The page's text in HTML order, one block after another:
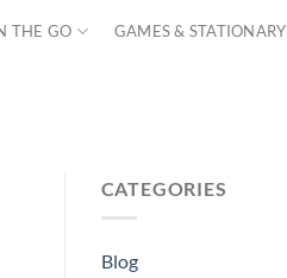
THE GO GAMES & STATIONARY
CATEGORIES
Blog